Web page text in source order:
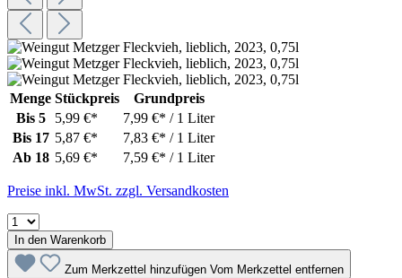
Menge Stückpreis
Grundpreis
Bis 5 5,99 €*
7,99 €* / 1 Liter
Bis 17 5,87 €*
7,83 €* / 1 Liter
Ab 18 5,69 €* 7,59 €* / 1 Liter
Preise inkl. MwSt. zzgl. Versandkosten
In den Warenkorb
Zum Merkzettel hinzufügen Vom Merkzettel entfernen